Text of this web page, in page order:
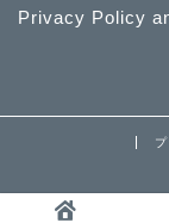
Privacy Policy